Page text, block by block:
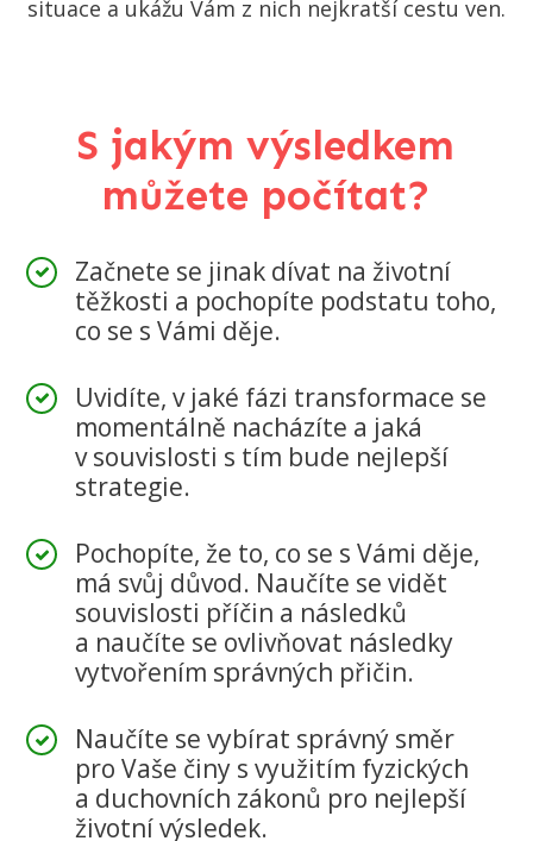
situace a ukážu Vám z nich nejkratší cestu ven.
S jakým výsledkem
můžete počítat?
Začnete se jinak dívat na životní
těžkosti a pochopíte podstatu toho,
co se s Vámi děje.
Uvidíte, v jaké fázi transformace se
momentálně nacházíte a jaká
v souvislosti s tím bude nejlepší
strategie.
Pochopíte, že to, co se s Vámi děje,
má svůj důvod. Naučíte se vidět
souvislosti příčin a následků
a naučíte se ovlivňovat následky
vytvořením správných přičin.
Naučíte se vybírat správný směr
pro Vaše činy s využitím fyzických
a duchovních zákonů pro nejlepší
životní výsledek.